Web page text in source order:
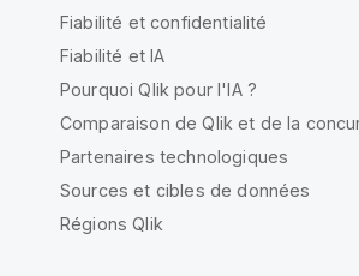
Fiabilité et confidentialité
Fiabilité et IA
Pourquoi Qlik pour l'IA ?
Comparaison de Qlik et de la
Partenaires technologiques
Sources et cibles de données
Régions Qlik